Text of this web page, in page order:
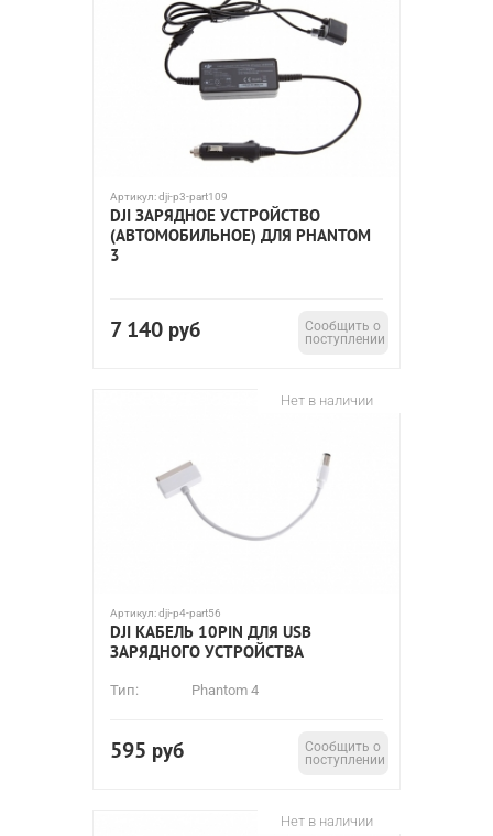
Артикул:dji-p3-part109
DJI ЗАРЯДНОЕ УСТРОЙСТВО
(АВТОМОБИЛЬНОЕ) ДЛЯ PHANTOM
3
7 140 руб
Сообщить о
поступлении
Нет в наличии
Артикул:dji-p4-part56
DJI КАБЕЛЬ 10PIN ДЛЯ USB
ЗАРЯДНОГО УСТРОЙСТВА
Тип: Phantom 4
595 руб
Сообщить о
поступлении
Нет в наличии